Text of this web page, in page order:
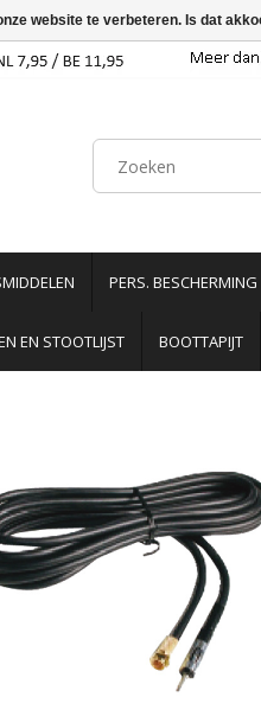
PERS. BESCHERMING
EN STOOTLIJST BOOTTAPIJT
website te verbeteren. Is dat